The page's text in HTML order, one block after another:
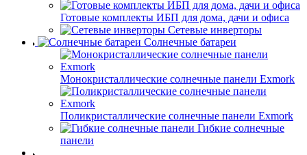
Готовые комплекты ИБП для дома, дачи и офиса
Сетевые инверторы
Солнечные батареи
Монокристаллические солнечные панели Exmork
Поликристаллические солнечные панели Exmork
Гибкие солнечные
панели